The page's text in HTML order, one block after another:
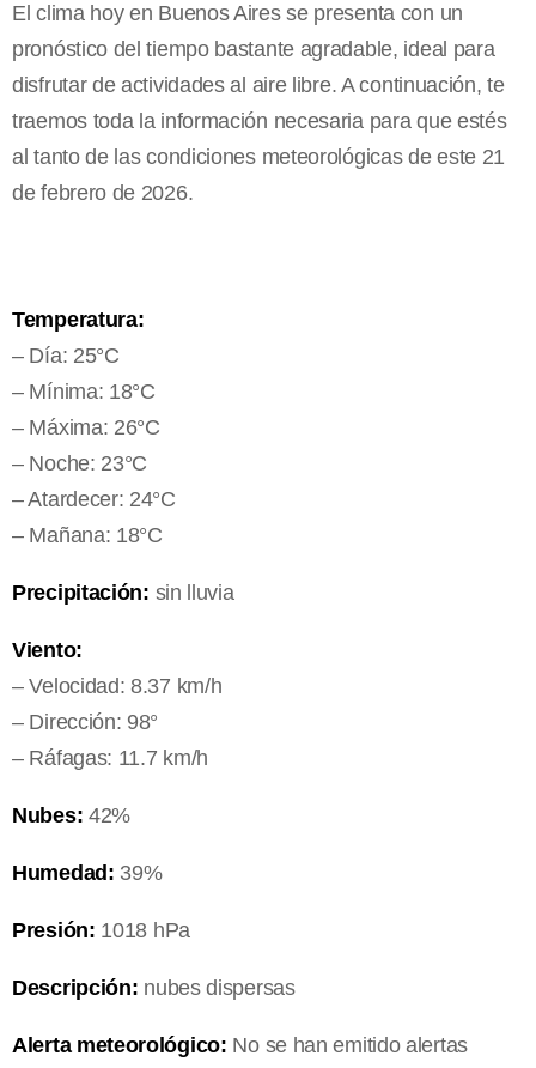
El clima hoy en Buenos Aires se presenta con un
pronóstico del tiempo bastante agradable, ideal para
disfrutar de actividades al aire libre. A continuación, te
traemos toda la información necesaria para que estés
al tanto de las condiciones meteorológicas de este 21
de febrero de 2026.
Temperatura:
– Día: 25°C
– Mínima: 18°C
– Máxima: 26°C
– Noche: 23°C
– Atardecer: 24°C
– Mañana: 18°C
Precipitación: sin lluvia
Viento:
– Velocidad: 8.37 km/h
– Dirección: 98°
– Ráfagas: 11.7 km/h
Nubes: 42%
Humedad: 39%
Presión: 1018 hPa
Descripción: nubes dispersas
Alerta meteorológico: No se han emitido alertas